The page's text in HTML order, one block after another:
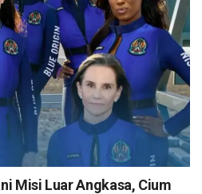
Misi Luar Angkasa, Cium